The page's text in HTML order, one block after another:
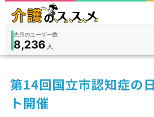
在宅9,360入所3,194
先月のユーザー数
8,236 人
件
第14回国立市認知症の
ト開催